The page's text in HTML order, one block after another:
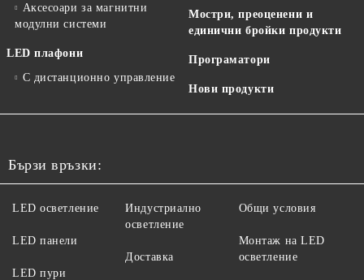
Аксесоари за магнитни
модулни системи
LED плафони
С дистанционно управление
Мостри, преоценени и
единични бройки продукти
Програматори
Нови продукти
Бързи връзки:
LED осветление
LED панели
LED пури
Индустриално
осветление
Доставка
Общи условия
Монтаж на LED
осветление